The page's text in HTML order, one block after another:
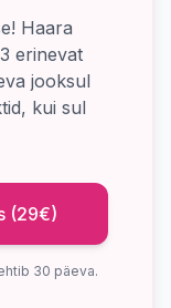
Haara
erinevat
jooksul
kui sul
(29€)
30 päeva.